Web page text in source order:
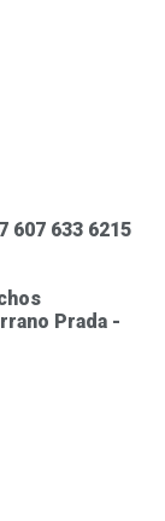
607 633 6215
Prada -